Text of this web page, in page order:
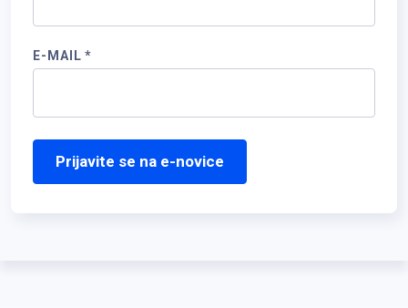
E-MAIL*
Prijavite se na e-novice